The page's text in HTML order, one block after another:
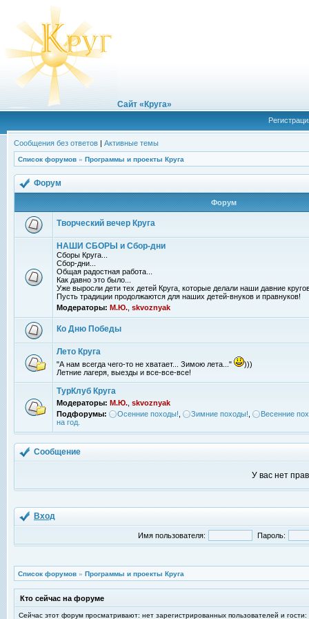
Сайт «Круга»
Сообщения без ответов | Активные темы
Список форумов » Программы и проекты Круга
Форум
Форум
Творческий вечер Круга
НАШИ СБОРЫ и Сбор-дни
Сборы Круга...
Сбор-дни...
Общая радостная работа...
Как давно это было...
Уже выросли дети тех детей Круга, которые делали наши давние
Пусть традиции продолжаются для наших детей-внуков и правнуков!
Модераторы: М.Ю. skvoznyak
Ко Дню Победы
Лето Круга
"А нам всегда чего-то не хватает... Зимою лета..."
)))
Летние лагеря, выезды и все-все-все!
ТурКлуб Круга
Модераторы: М.Ю. skvoznyak
Подфорумы:
Осенние походы! Зимние походы!
Весенние
на год.
Сообщение
У вас нет
Вход
Имя пользователя: Пароль:
Список форумов » Программы и проекты Круга
Кто сейчас на форуме
Сейчас этот форум просматривают: нет зарегистрированных пользователей и гости: